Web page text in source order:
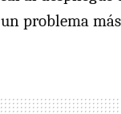
problema